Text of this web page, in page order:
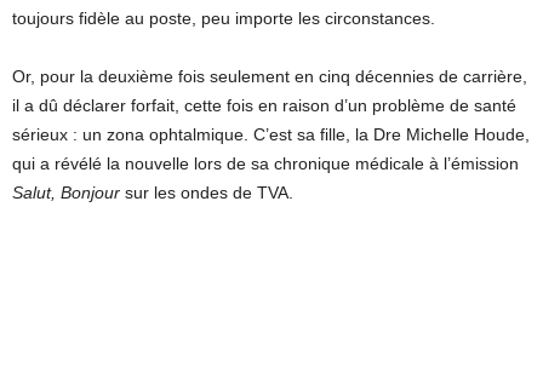
toujours fidèle au poste, peu importe les circonstances.
Or, pour la deuxième fois seulement en cinq décennies de carrière,
il a dû déclarer forfait, cette fois en raison d’un problème de santé
sérieux : un zona ophtalmique. C’est sa fille, la Dre Michelle Houde,
qui a révélé la nouvelle lors de sa chronique médicale à l’émission
Salut, Bonjour sur les ondes de TVA.